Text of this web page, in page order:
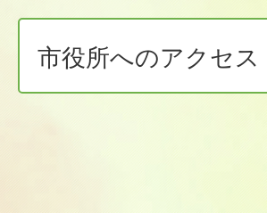
市役所へのアクセス